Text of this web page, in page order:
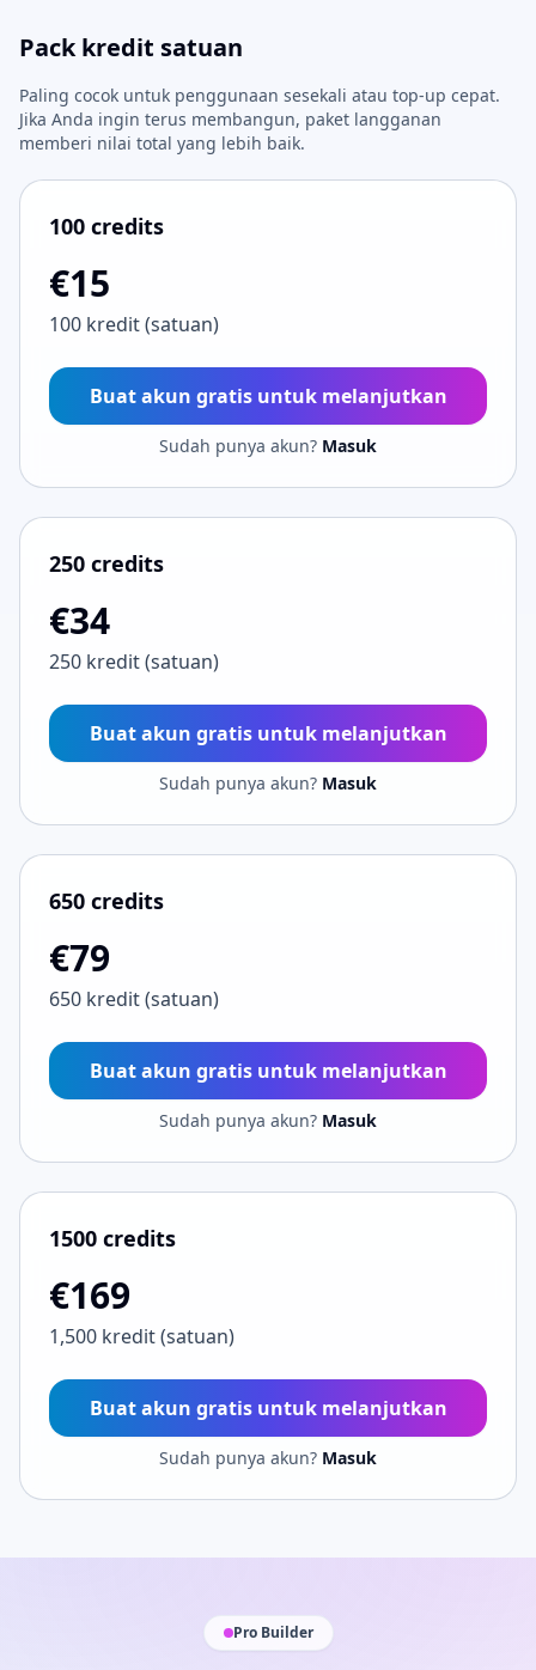
Pack kredit satuan
Paling cocok untuk penggunaan sesekali atau top-up cepat.
Jika Anda ingin terus membangun, paket langganan
memberi nilai total yang lebih baik.
100 credits
€15
100 kredit (satuan)
Buat akun gratis untuk melanjutkan
Sudah punya akun? Masuk
250 credits
€34
250 kredit (satuan)
Buat akun gratis untuk melanjutkan
Sudah punya akun? Masuk
650 credits
€79
650 kredit (satuan)
Buat akun gratis untuk melanjutkan
Sudah punya akun? Masuk
1500 credits
€169
1,500 kredit (satuan)
Buat akun gratis untuk melanjutkan
Sudah punya akun? Masuk
Pro Builder